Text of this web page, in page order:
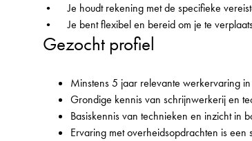
• Je houdt rekening met de specifieke
• Je bent flexibel en bereid om je te
Gezocht profiel
Minstens 5 jaar relevante werkervaring
Grondige kennis van schrijnwerkerij en
Basiskennis van technieken en inzicht in
Ervaring met overheidsopdrachten is een